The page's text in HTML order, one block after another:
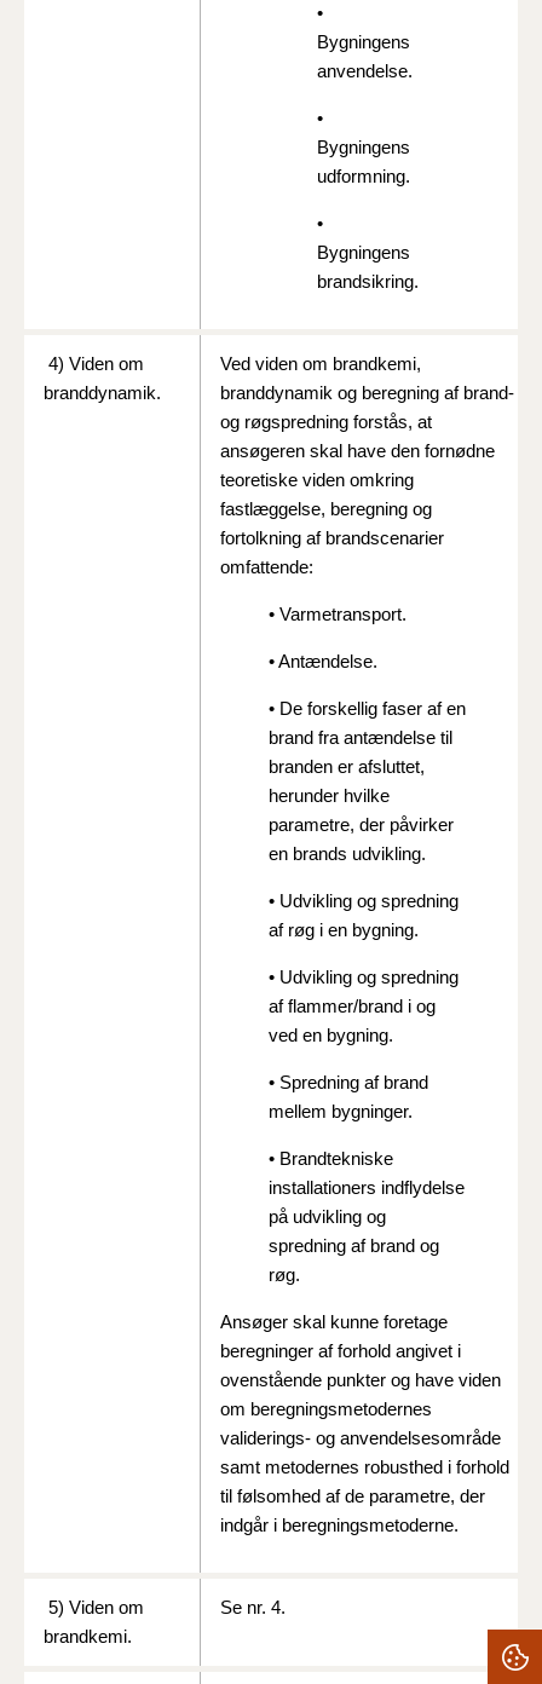
•
Bygningens
anvendelse.
•
Bygningens
udformning.
•
Bygningens
brandsikring.
4) Viden om
branddynamik.
Ved viden om brandkemi,
branddynamik og beregning af brand-
og røgspredning forstås, at
ansøgeren skal have den fornødne
teoretiske viden omkring
fastlæggelse, beregning og
fortolkning af brandscenarier
omfattende:
• Varmetransport.
• Antændelse.
• De forskellig faser af en
brand fra antændelse til
branden er afsluttet,
herunder hvilke
parametre, der påvirker
en brands udvikling.
• Udvikling og spredning
af røg i en bygning.
• Udvikling og spredning
af flammer/brand i og
ved en bygning.
• Spredning af brand
mellem bygninger.
• Brandtekniske
installationers indflydelse
på udvikling og
spredning af brand og
røg.
Ansøger skal kunne foretage
beregninger af forhold angivet i
ovenstående punkter og have viden
om beregningsmetodernes
validerings- og anvendelsesområde
samt metodernes robusthed i forhold
til følsomhed af de parametre, der
indgår i beregningsmetoderne.
5) Viden om
brandkemi.
Se nr. 4.